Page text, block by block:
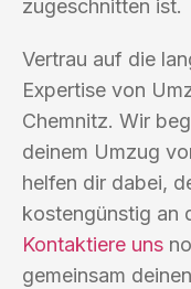
zugeschnitten ist.
Vertrau auf die
Expertise von
Chemnitz. Wir
deinem Umzug
helfen dir dabei,
kostengünstig an
Kontaktiere uns
gemeinsam